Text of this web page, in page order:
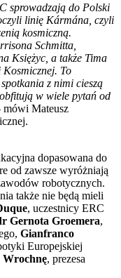
sprowadzają do Polski
linię Kármána, czyli
kosmiczną.
Schmitta,
Księżyc, a także Tima
Kosmicznej. To
z nimi cieszą
w wiele pytań od
mówi Mateusz
dopasowana do
od zawsze wyróżniają
robotycznych.
także nie będą mieli
, uczestnicy ERC
Gernota Groemera,
Gianfranco
Europejskiej
Wrochnę, prezesa